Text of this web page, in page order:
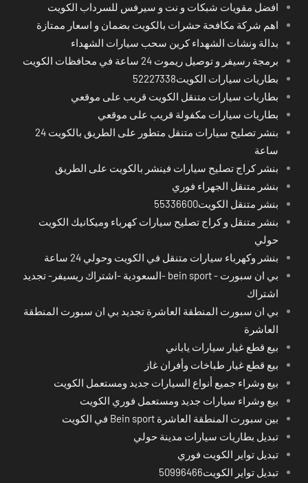
افضل مقويات شبكات و نت و سيرفس للسرداب الكويت
اهم شركة مكافحة حشرات بالكويت بضمان و اسعار ممتازة
بدالة ونشات الشهداء كرين سحب سيارات الشهداء
برمجة رسيفر و توصيل ريموت 24 ساعة في محافظات الكويت
بطاريات سيارات الكويت52227338
بطاريات سيارات متنقل الكويت قريب على موقعي
بطاريات سيارات مكفولة قريب على موقعي
بنشر تصليح سيارات متنقل متطور على الطريق بالكويت 24
ساعة
بنشر كراج تصليح سيارات فينشر بالكويت على الطريق
بنشر متنقل الجهراء فوري
بنشر متنقل الكويت55336600
بنشر متنقل و كراج تصليح سيارات كهرباء وميكانيك الكويت
حولي
بنشر وكهرباء سيارات متنقل في الكويت وحولي 24 ساعة
بي ان سبورت - bein sport -السعودية -اشتراك ريسيفر- تجديد
اشتراك
بي ان سبورت المنطقة العاشرة تجديد بي ان سبورت المنطقة
العاشرة
بيع قطع غيار سيارات ياباني
بيع قطع غيار طباخات وأفران غاز
بيع وشراء جميع أنواع السيارات جديد ومستعمل الكويت
بيع وشراء سيارات جديد ومستعمل فوري الكويت
بين سبورت المنطقة العاشرة Bein sport في الكويت
تبديل بطاريات سيارات مدينة حولي
تبديل تواير الكويت فوري
تبديل تواير الكويت50996466